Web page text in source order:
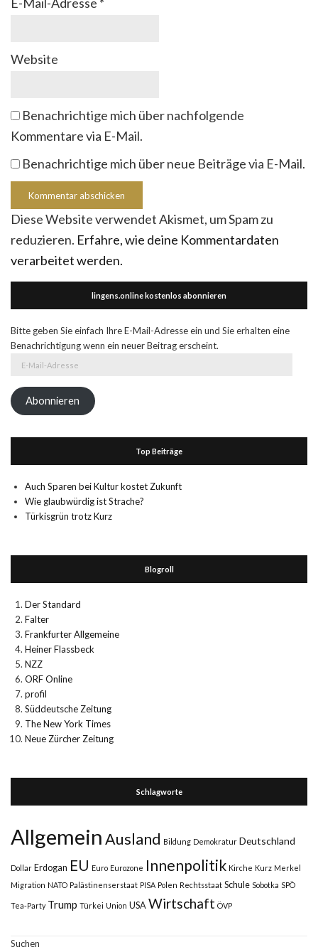
Website
Benachrichtige mich über nachfolgende
Kommentare via E-Mail.
Benachrichtige mich über neue Beiträge via E-Mail.
Diese Website verwendet Akismet, um Spam zu
reduzieren. Erfahre, wie deine Kommentardaten
verarbeitet werden.
lingens.online kostenlos abonnieren
Bitte geben Sie einfach Ihre E-Mail-Adresse ein und Sie erhalten eine
Benachrichtigung wenn ein neuer Beitrag erscheint.
Adresse
Abonnieren
Top Beiträge
Auch Sparen bei Kultur kostet Zukunft
Wie glaubwürdig ist Strache?
Türkisgrün trotz Kurz
Blogroll
Der Standard
Falter
Frankfurter Allgemeine
Heiner Flassbeck
NZZ
ORF Online
profil
Süddeutsche Zeitung
The New York Times
Neue Zürcher Zeitung
Schlagworte
AllgemeinAusland Bildung Demokratur Deutschland
Dollar Erdogan EU Euro Eurozone Innenpolitik Kirche Kurz Merkel
Migration NATO Palästinenserstaat PISA Polen Rechtsstaat Schule Sobotka SPÖ
Tea-Party Trump Türkei Union USA Wirtschaft ÖVP
Suchen